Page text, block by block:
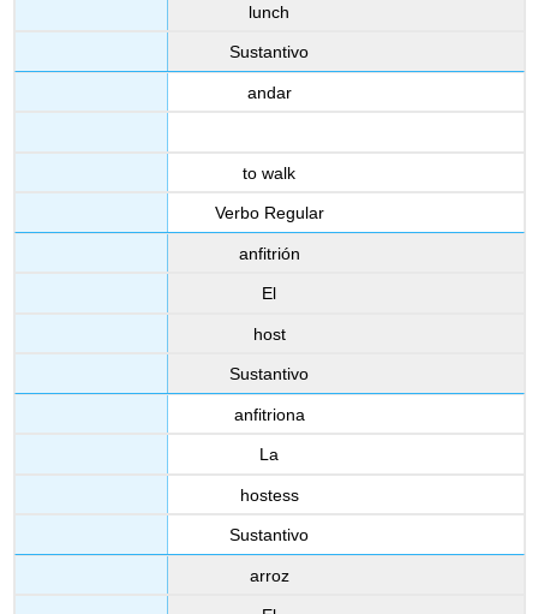
lunch
Sustantivo
andar
to walk
Verbo Regular
anfitrión
El
host
Sustantivo
anfitriona
La
hostess
Sustantivo
arroz